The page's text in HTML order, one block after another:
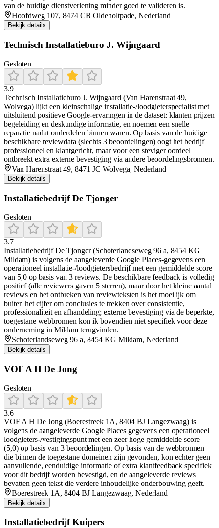
van de huidige dienstverlening minder goed te valideren is.
Hoofdweg 107, 8474 CB Oldeholtpade, Nederland
Bekijk details
Technisch Installatieburo J. Wijngaard
Gesloten
3.9
Technisch Installatieburo J. Wijngaard (Van Harenstraat 49,
Wolvega) lijkt een kleinschalige installatie-/loodgieterspecialist met
uitsluitend positieve Google-ervaringen in de dataset: klanten prijzen
begeleiding en deskundige informatie, en noemen een snelle
reparatie nadat onderdelen binnen waren. Op basis van de huidige
beschikbare reviewdata (slechts 3 beoordelingen) oogt het bedrijf
professioneel en klantgericht, maar voor een steviger oordeel
ontbreekt extra externe bevestiging via andere beoordelingsbronnen.
Van Harenstraat 49, 8471 JC Wolvega, Nederland
Bekijk details
Installatiebedrijf De Tjonger
Gesloten
3.7
Installatiebedrijf De Tjonger (Schoterlandseweg 96 a, 8454 KG
Mildam) is volgens de aangeleverde Google Places-gegevens een
operationeel installatie-/loodgietersbedrijf met een gemiddelde score
van 5,0 op basis van 3 reviews. De beschikbare feedback is volledig
positief (alle reviewers gaven 5 sterren), maar door het kleine aantal
reviews en het ontbreken van reviewteksten is het moeilijk om
buiten het cijfer om conclusies te trekken over consistentie,
professionaliteit en afhandeling; externe bevestiging via de beperkte,
toegestane webbronnen kon ik bovendien niet specifiek voor deze
onderneming in Mildam terugvinden.
Schoterlandseweg 96 a, 8454 KG Mildam, Nederland
Bekijk details
VOF A H De Jong
Gesloten
3.6
VOF A H De Jong (Boerestreek 1A, 8404 BJ Langezwaag) is
volgens de aangeleverde Google Places gegevens een operationeel
loodgieters-/vestigingspunt met een zeer hoge gemiddelde score
(5,0) op basis van 3 beoordelingen. Op basis van de webbronnen
die binnen de toegestane domeinen zijn gevonden, kon echter geen
aanvullende, eenduidige informatie of extra klantfeedback specifiek
voor dit bedrijf worden bevestigd, en de aangeleverde reviews
bevatten geen tekst die verdere inhoudelijke onderbouwing geeft.
Boerestreek 1A, 8404 BJ Langezwaag, Nederland
Bekijk details
Installatiebedrijf Kuipers